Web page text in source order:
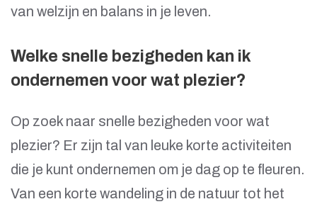
van welzijn en balans in je leven.
Welke snelle bezigheden kan ik
ondernemen voor wat plezier?
Op zoek naar snelle bezigheden voor wat
plezier? Er zijn tal van leuke korte activiteiten
die je kunt ondernemen om je dag op te fleuren.
Van een korte wandeling in de natuur tot het